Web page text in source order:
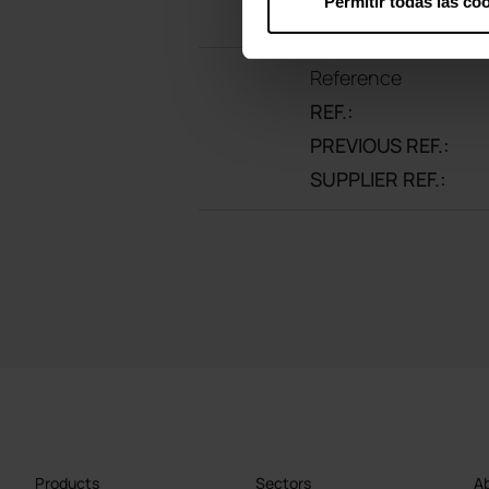
Reference
REF.:
PREVIOUS REF.:
SUPPLIER REF.:
Products
Sectors